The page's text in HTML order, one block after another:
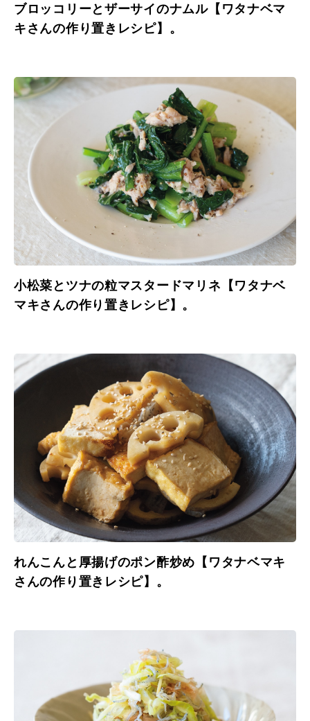
ブロッコリーとザーサイのナムル【ワタナベマ
キさんの作り置きレシピ】。
小松菜とツナの粒マスタードマリネ【ワタナベ
マキさんの作り置きレシピ】。
れんこんと厚揚げのポン酢炒め【ワタナベマキ
さんの作り置きレシピ】。